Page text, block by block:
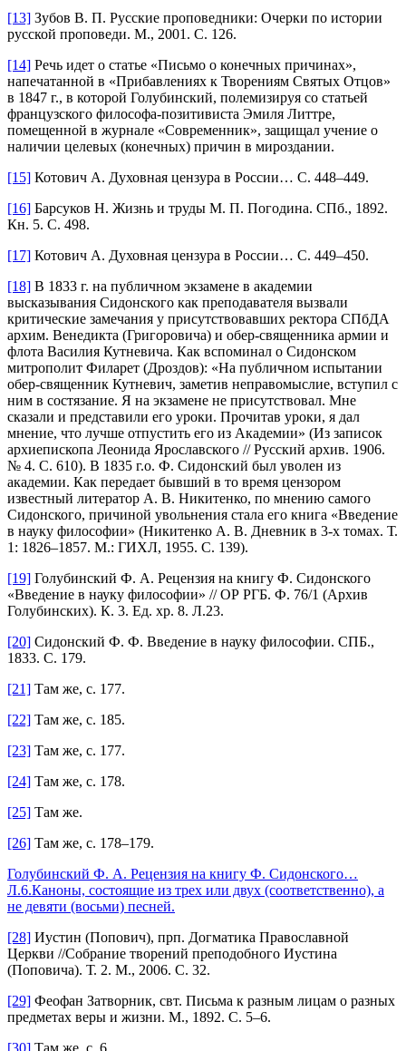
[13] Зубов В. П. Русские проповедники: Очерки по истории
русской проповеди. М., 2001. С. 126.
[14] Речь идет о статье «Письмо о конечных причинах»,
напечатанной в «Прибавлениях к Творениям Святых Отцов»
в 1847 г., в которой Голубинский, полемизируя со статьей
французского философа-позитивиста Эмиля Литтре,
помещенной в журнале «Современник», защищал учение о
наличии целевых (конечных) причин в мироздании.
[15] Котович А. Духовная цензура в России… С. 448–449.
[16] Барсуков Н. Жизнь и труды М. П. Погодина. СПб., 1892.
Кн. 5. С. 498.
[17] Котович А. Духовная цензура в России… С. 449–450.
[18] В 1833 г. на публичном экзамене в академии
высказывания Сидонского как преподавателя вызвали
критические замечания у присутствовавших ректора СПбДА
архим. Венедикта (Григоровича) и обер-священника армии и
флота Василия Кутневича. Как вспоминал о Сидонском
митрополит Филарет (Дроздов): «На публичном испытании
обер-священник Кутневич, заметив неправомыслие, вступил с
ним в состязание. Я на экзамене не присутствовал. Мне
сказали и представили его уроки. Прочитав уроки, я дал
мнение, что лучше отпустить его из Академии» (Из записок
архиепископа Леонида Ярославского // Русский архив. 1906.
№ 4. С. 610). В 1835 г.о. Ф. Сидонский был уволен из
академии. Как передает бывший в то время цензором
известный литератор А. В. Никитенко, по мнению самого
Сидонского, причиной увольнения стала его книга «Введение
в науку философии» (Никитенко А. В. Дневник в 3-х томах. Т.
1: 1826–1857. М.: ГИХЛ, 1955. С. 139).
[19] Голубинский Ф. А. Рецензия на книгу Ф. Сидонского
«Введение в науку философии» // ОР РГБ. Ф. 76/1 (Архив
Голубинских). К. 3. Ед. хр. 8. Л.23.
[20] Сидонский Ф. Ф. Введение в науку философии. СПБ.,
1833. С. 179.
[21] Там же, с. 177.
[22] Там же, с. 185.
[23] Там же, с. 177.
[24] Там же, с. 178.
[25] Там же.
[26] Там же, с. 178–179.
Голубинский Ф. А. Рецензия на книгу Ф. Сидонского…
Л.6.Каноны, состоящие из трех или двух (соответственно), а
не девяти (восьми) песней.
[28] Иустин (Попович), прп. Догматика Православной
Церкви //Собрание творений преподобного Иустина
(Поповича). Т. 2. М., 2006. С. 32.
[29] Феофан Затворник, свт. Письма к разным лицам о разных
предметах веры и жизни. М., 1892. С. 5–6.